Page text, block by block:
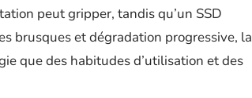
peut gripper, tandis qu’un SSD
brusques et dégradation progressive, la
que des habitudes d’utilisation et des